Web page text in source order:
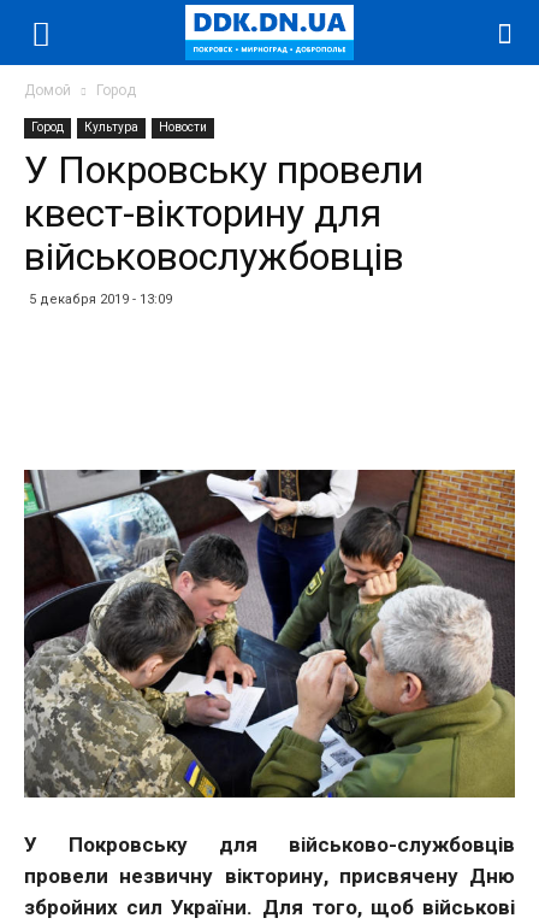
Домой Город
Город Культура Новости
У Покровську провели
квест-вікторину для
військовослужбовців
5 декабря 2019 - 13:09
У Покровську для військово-службовців
провели незвичну вікторину, присвячену Дню
збройних сил України. Для того, щоб військові